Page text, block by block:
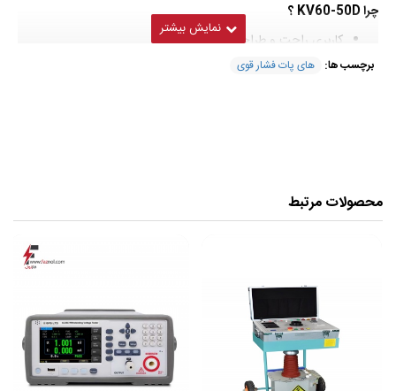
چرا KV60-50D ؟
کاربری راحت و طراحی ساده
قابل اعتماد، دقیق و مناسب تست‌های صنعتی
این دستگاه با استفاده از یک کنترلر دستی و یک ترانسفورماتور روغنی،
کیلوولت را فراهم می‌کند. یعنی می‌تواند مشخص کند که آیا کابل، ترانس،
تجهیزات فشارقوی یا هر وسیله برقی دیگری در برابر ولتاژ بالا سالم و ایمن
مزیت مهم: با افزودن دیود مخصوص، دستگاه خروجی DC تا 84kV ارائه
می‌دهد که برای بسیاری از تست‌های صنعتی ضروری است.
مناسب برای:
برچسب ها: های پات فشار قوی
محصولات مرتبط